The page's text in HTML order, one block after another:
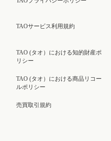
TAOサービス利用規約
TAO (タオ）における知的財産ポ
リシー
TAO (タオ）における商品リコー
ルポリシー
売買取引規約